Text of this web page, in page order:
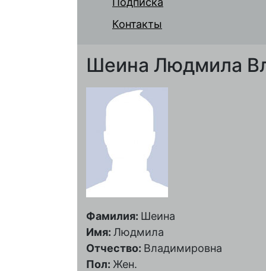
Контакты
Шеина Людмила
Фамилия: Шеина
Имя: Людмила
Отчество: Владимировна
Пол: Жен.